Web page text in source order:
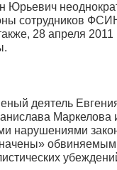
Юрьевич
сотрудников
28 апреля 2011
деятель
Маркелова
нарушениями